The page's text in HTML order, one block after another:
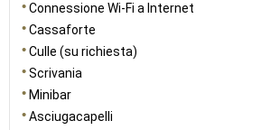
Connessione Wi-Fi a Internet
Cassaforte
Culle (su richiesta)
Scrivania
Minibar
Asciugacapelli